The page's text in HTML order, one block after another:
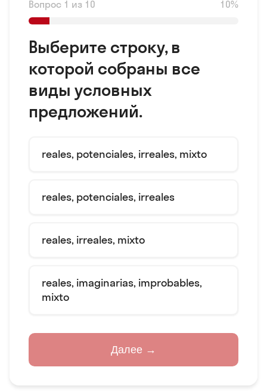
Вопрос 1 из 10 10%
Выберите строку, в
которой собраны все
виды условных
предложений.
reales, potenciales, irreales, mixto
reales, potenciales, irreales
reales, irreales, mixto
reales, imaginarias, improbables,
mixto
Далее →